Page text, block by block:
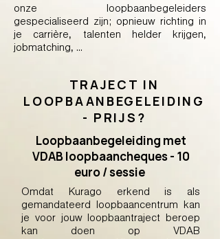
onze loopbaanbegeleiders
gespecialiseerd zijn; opnieuw richting in
je carrière, talenten helder krijgen,
jobmatching, ...
TRAJECT IN
LOOPBAANBEGELEIDING
- PRIJS?
Loopbaanbegeleiding met
VDAB loopbaancheques - 10
euro / sessie
Omdat Kurago erkend is als
gemandateerd loopbaancentrum kan
je voor jouw loopbaantraject beroep
kan doen op VDAB